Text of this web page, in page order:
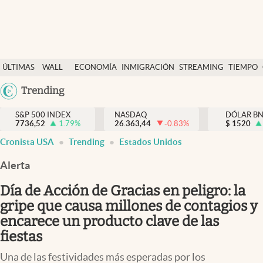
ÚLTIMAS
NOTICIAS
WALL
DÓLAR
ECONOMÍA INMIGRACIÓN STREAMING TIEMPO
México
Trending
Finanzas y economía
Wall Street y dólar
Inmigración
Espiritual
Streaming
S&P 500 INDEX
7736,52
1.79%
NASDAQ
26.363,44
-0.83%
DÓLAR
$ 1520
Cronista USA Trending Estados Unidos
Alerta
Día de Acción de Gracias en peligro: la
gripe que causa millones de contagios y
encarece un producto clave de las
fiestas
Una de las festividades más esperadas por los